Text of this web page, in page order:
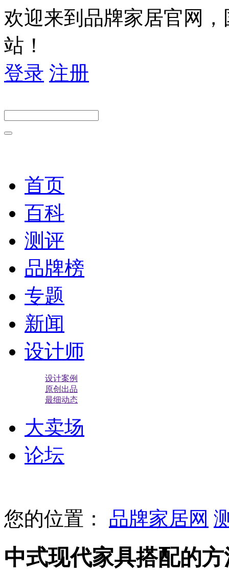
欢迎来到品牌家居官网
站！
登录 注册
首页
百科
测评
品牌榜
专题
新闻
设计师
设计案例
原创出品
最细动态
大卖场
论坛
您的位置： 品牌家居网
中式现代家具搭配的